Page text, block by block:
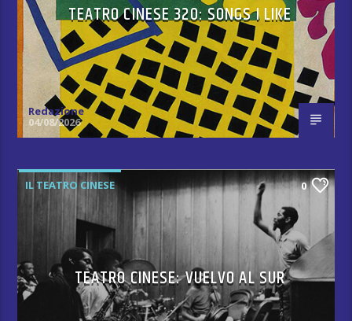
TEATRO CINESE 320: SONGS I LIKE
Redazione
04/08/2026
IL TEATRO CINESE 0
TEATRO CINESE: VUELVO AL SUR